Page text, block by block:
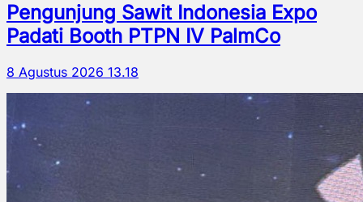
Pengunjung Sawit Indonesia Expo
Padati Booth PTPN IV PalmCo
8 Agustus 2026 13.18